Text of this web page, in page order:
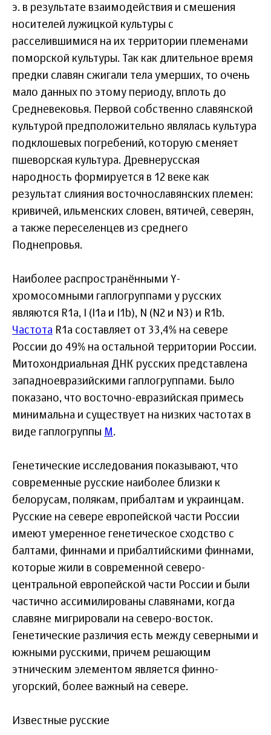
э. в результате взаимодействия и смешения
носителей лужицкой культуры с
расселившимися на их территории племенами
поморской культуры. Так как длительное время
предки славян сжигали тела умерших, то очень
мало данных по этому периоду, вплоть до
Средневековья. Первой собственно славянской
культурой предположительно являлась культура
подклошевых погребений, которую сменяет
пшеворская культура. Древнерусская
народность формируется в 12 веке как
результат слияния восточнославянских племен:
кривичей, ильменских словен, вятичей, северян,
а также переселенцев из среднего
Поднепровья.
Наиболее распространёнными Y-
хромосомными гаплогруппами у русских
являются R1a, I (I1a и I1b), N (N2 и N3) и R1b.
Частота R1a составляет от 33,4% на севере
России до 49% на остальной территории России.
Митохондриальная ДНК русских представлена
западноевразийскими гаплогруппами. Было
показано, что восточно-евразийская примесь
минимальна и существует на низких частотах в
виде гаплогруппы M .
Генетические исследования показывают, что
современные русские наиболее близки к
белорусам, полякам, прибалтам и украинцам.
Русские на севере европейской части России
имеют умеренное генетическое сходство с
балтами, финнами и прибалтийскими финнами,
которые жили в современной северо-
центральной европейской части России и были
частично ассимилированы славянами, когда
славяне мигрировали на северо-восток.
Генетические различия есть между северными и
южными русскими, причем решающим
этническим элементом является финно-
угорский, более важный на севере.
Известные русские